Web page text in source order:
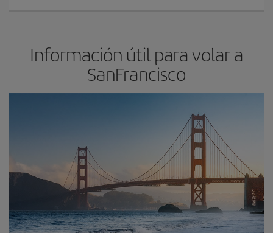
Información útil para volar a
SanFrancisco